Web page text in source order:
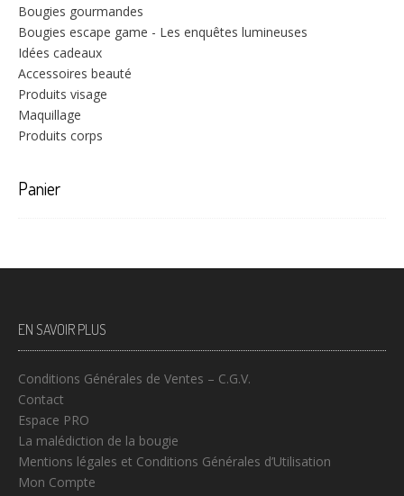
Bougies gourmandes
Bougies escape game - Les enquêtes lumineuses
Idées cadeaux
Accessoires beauté
Produits visage
Maquillage
Produits corps
Panier
EN SAVOIR PLUS
Conditions Générales de Ventes – C.G.V.
Contact
Espace PRO
La malédiction de la bougie
Mentions légales et Conditions Générales d’Utilisation
Mon Compte